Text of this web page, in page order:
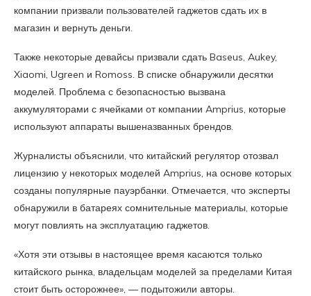
компании призвали пользователей гаджетов сдать их в
магазин и вернуть деньги.
Также некоторые девайсы призвали сдать Baseus, Aukey,
Xiaomi, Ugreen и Romoss. В списке обнаружили десятки
моделей. Проблема с безопасностью вызвана
аккумуляторами с ячейками от компании Amprius, которые
используют аппараты вышеназванных брендов.
Журналисты объяснили, что китайский регулятор отозвал
лицензию у некоторых моделей Amprius, на основе которых
созданы популярные пауэрбанки. Отмечается, что эксперты
обнаружили в батареях сомнительные материалы, которые
могут повлиять на эксплуатацию гаджетов.
«Хотя эти отзывы в настоящее время касаются только
китайского рынка, владельцам моделей за пределами Китая
стоит быть осторожнее», — подытожили авторы.